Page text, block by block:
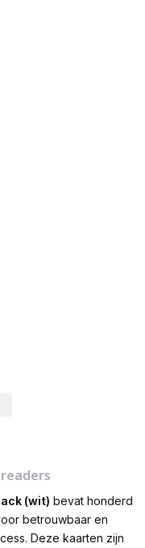
readers
(wit) bevat honderd
betrouwbaar en
Deze kaarten zijn